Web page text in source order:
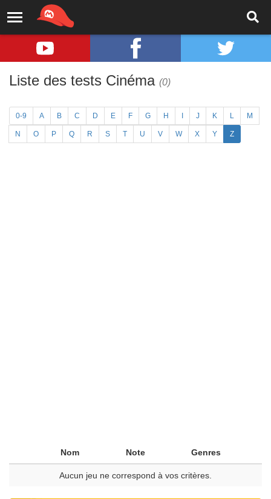
Liste des tests Cinéma (0)
0-9 A B C D E F G H J K L M
N O P Q R S T U V W X Y Z
Nom Note Genres
Aucun jeu ne correspond à vos critères.